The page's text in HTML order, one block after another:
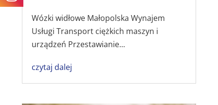
Wózki widłowe Małopolska Wynajem
Usługi Transport ciężkich maszyn i
urządzeń Przestawianie...
czytaj dalej